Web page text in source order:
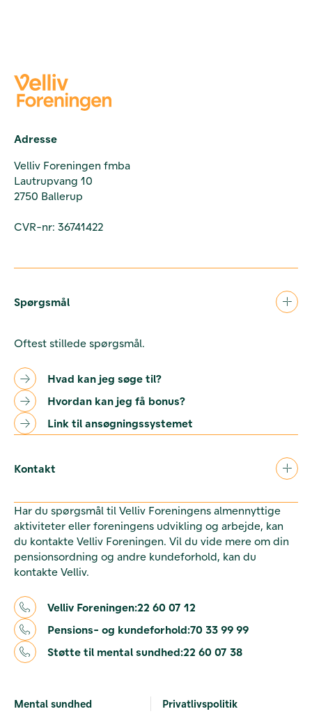
Adresse
Velliv Foreningen fmba
Lautrupvang 10
2750 Ballerup
CVR-nr: 36741422
Spørgsmål
Oftest stillede spørgsmål.
Hvad kan jeg søge til?
Hvordan kan jeg få bonus?
Link til ansøgningssystemet
Kontakt
Har du spørgsmål til Velliv Foreningens almennyttige
aktiviteter eller foreningens udvikling og arbejde, kan
du kontakte Velliv Foreningen. Vil du vide mere om din
pensionsordning og andre kundeforhold, kan du
kontakte Velliv.
Velliv Foreningen:22 60 07 12
Pensions- og kundeforhold:70 33 99 99
Støtte til mental sundhed:22 60 07 38
Mental sundhed Privatlivspolitik